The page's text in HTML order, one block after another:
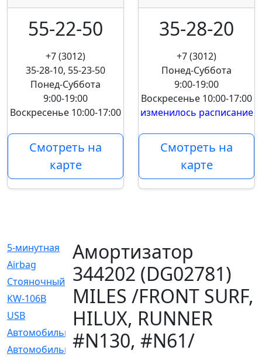
55-22-50
+7 (3012)
35-28-10, 55-23-50
Понед-Суббота
9:00-19:00
Воскресенье 10:00-17:00
Смотреть на
карте
35-28-20
+7 (3012)
Понед-Суббота
9:00-19:00
Воскресенье 10:00-17:00
изменилось расписание
Смотреть на
карте
5-минутная
[1]
Airbag
[18]
Cтояночный
[1]
KW-106B
[0]
USB
[6]
Автомобильное
[6]
Автомобильный
[6]
Амортизатор
344202 (DG02781)
MILES /FRONT SURF,
HILUX, RUNNER
#N130, #N61/